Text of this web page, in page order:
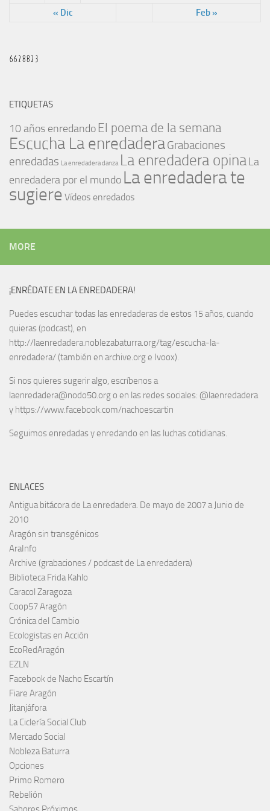
« Dic Feb »
ETIQUETAS
10 años enredando El poema de la semana
Escucha La enredaderaGrabaciones
enredadas La enredadera danza La enredadera opina La
enredadera por el mundo La enredadera te
sugiere Vídeos enredados
MORE
¡ENRÉDATE EN LA ENREDADERA!
Puedes escuchar todas las enredaderas de estos 15 años, cuando
quieras (podcast), en
http://laenredadera.noblezabaturra.org/tag/escucha-la-
enredadera/ (también en archive.org e Ivoox).
Si nos quieres sugerir algo, escríbenos a
laenredadera@nodo50.org o en las redes sociales: @laenredadera
y https://www.facebook.com/nachoescartin
Seguimos enredadas y enredando en las luchas cotidianas.
ENLACES
Antigua bitácora de La enredadera. De mayo de 2007 a Junio de
2010
Aragón sin transgénicos
AraInfo
Archive (grabaciones / podcast de La enredadera)
Biblioteca Frida Kahlo
Caracol Zaragoza
Coop57 Aragón
Crónica del Cambio
Ecologistas en Acción
EcoRedAragón
EZLN
Facebook de Nacho Escartín
Fiare Aragón
Jitanjáfora
La Ciclería Social Club
Mercado Social
Nobleza Baturra
Opciones
Primo Romero
Rebelión